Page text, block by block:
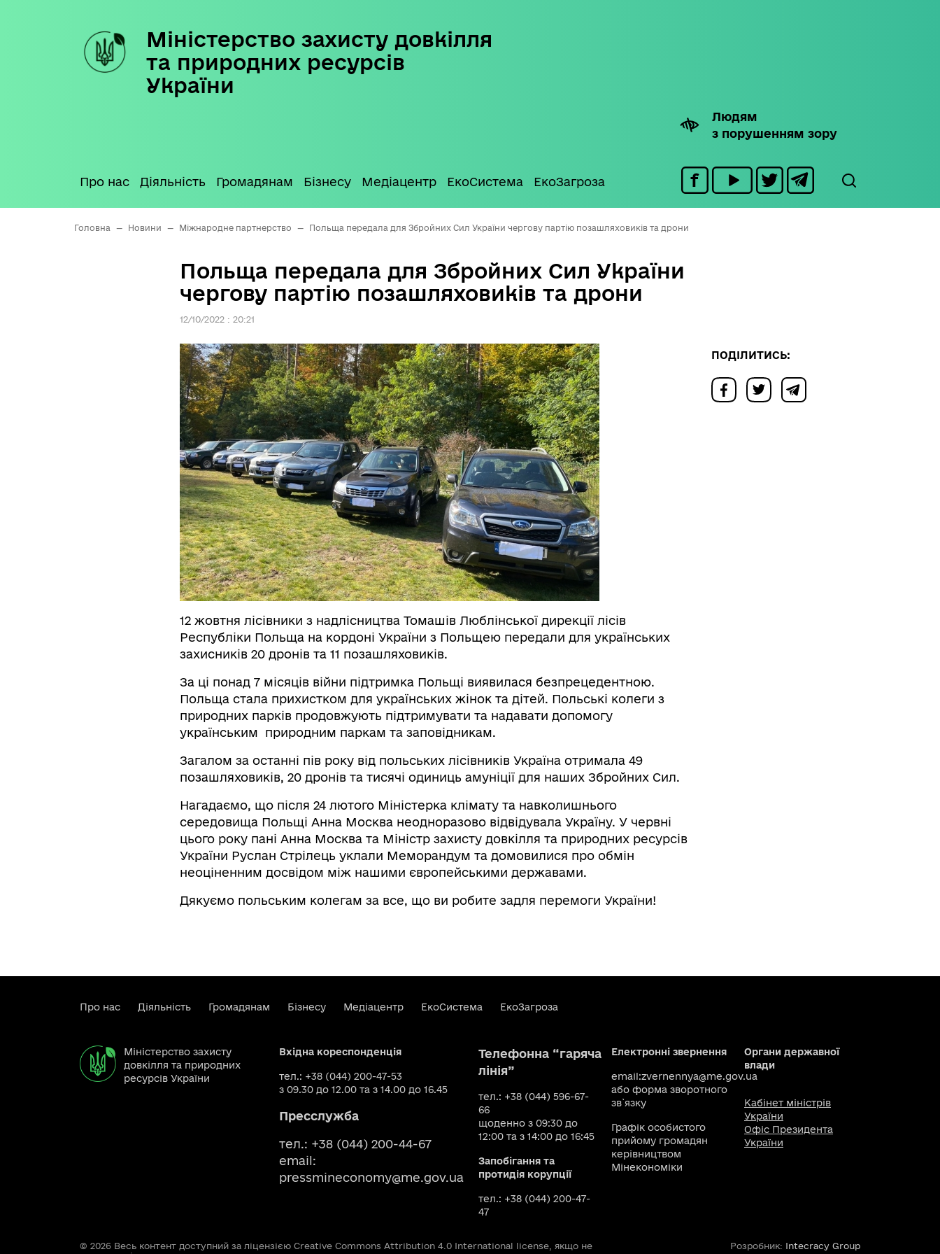
Міністерство захисту довкілля
та природних ресурсів
України
Людям
з порушенням зору
Про нас Діяльність Громадянам Бізнесу Медіацентр ЕкоСистема ЕкоЗагроза
Головна — Новини — Міжнародне партнерство — Польща передала для Збройних Сил України чергову партію позашляховиків та дрони
Польща передала для Збройних Сил України
чергову партію позашляховиків та дрони
12/10/2022 : 20:21
12 жовтня лісівники з надлісництва Томашів Люблінської дирекції лісів
Республіки Польща на кордоні України з Польщею передали для українських
захисників 20 дронів та 11 позашляховиків.
За ці понад 7 місяців війни підтримка Польщі виявилася безпрецедентною.
Польща стала прихистком для українських жінок та дітей. Польські колеги з
природних парків продовжують підтримувати та надавати допомогу
українським природним паркам та заповідникам.
Загалом за останні пів року від польських лісівників Україна отримала 49
позашляховиків, 20 дронів та тисячі одиниць амуніції для наших Збройних Сил.
Нагадаємо, що після 24 лютого Міністерка клімату та навколишнього
середовища Польщі Анна Москва неодноразово відвідувала Україну. У червні
цього року пані Анна Москва та Міністр захисту довкілля та природних ресурсів
України Руслан Стрілець уклали Меморандум та домовилися про обмін
неоціненним досвідом між нашими європейськими державами.
Дякуємо польським колегам за все, що ви робите задля перемоги України!
ПОДІЛИТИСЬ:
Про нас Діяльність Громадянам Бізнесу Медіацентр ЕкоСистема ЕкоЗагроза
Міністерство захисту
довкілля та природних
ресурсів України
Вхідна кореспонденція
тел.: +38 (044) 200-47-53
з 09.30 до 12.00 та з 14.00 до 16.45
Пресслужба
тел.: +38 (044) 200-44-67
email:
pressmineconomy@me.gov.ua
Телефонна “гаряча
лінія”
тел.: +38 (044) 596-67-
66
щоденно з 09:30 до
12:00 та з 14:00 до 16:45
Запобігання та
протидія корупції
тел.: +38 (044) 200-47-
47
Електронні звернення
email:zvernennya@me.gov.ua
або форма зворотного
зв`язку
Графік особистого
прийому громадян
керівництвом
Мінекономіки
Органи державної
влади
Кабінет міністрів
України
Офіс Президента
України
© 2026 Весь контент доступний за ліцензією Creative Commons Attribution 4.0 International license, якщо не
Розробник: Intecracy Group